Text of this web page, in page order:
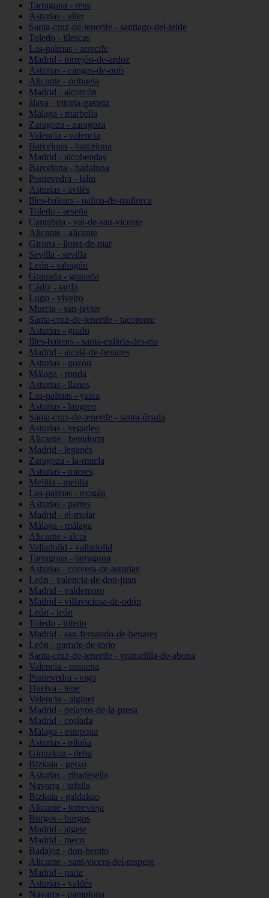
Tarragona - reus
Asturias - aller
Santa-cruz-de-tenerife - santiago-del-teide
Toledo - illescas
Las-palmas - arrecife
Madrid - torrejón-de-ardoz
Asturias - cangas-de-onís
Alicante - orihuela
Madrid - alcorcón
álava - vitoria-gasteiz
Málaga - marbella
Zaragoza - zaragoza
Valencia - valencia
Barcelona - barcelona
Madrid - alcobendas
Barcelona - badalona
Pontevedra - lalín
Asturias - avilés
Illes-balears - palma-de-mallorca
Toledo - seseña
Cantabria - val-de-san-vicente
Alicante - alicante
Girona - lloret-de-mar
Sevilla - sevilla
León - sahagún
Granada - granada
Cádiz - tarifa
Lugo - viveiro
Murcia - san-javier
Santa-cruz-de-tenerife - tacoronte
Asturias - grado
Illes-balears - santa-eulària-des-riu
Madrid - alcalá-de-henares
Asturias - gozón
Málaga - ronda
Asturias - llanes
Las-palmas - yaiza
Asturias - langreo
Santa-cruz-de-tenerife - santa-úrsula
Asturias - vegadeo
Alicante - benidorm
Madrid - leganés
Zaragoza - la-muela
Asturias - mieres
Melilla - melilla
Las-palmas - mogán
Asturias - parres
Madrid - el-molar
Málaga - málaga
Alicante - alcoi
Valladolid - valladolid
Tarragona - tarragona
Asturias - corvera-de-asturias
León - valencia-de-don-juan
Madrid - valdemoro
Madrid - villaviciosa-de-odón
León - león
Toledo - toledo
Madrid - san-fernando-de-henares
León - garrafe-de-torío
Santa-cruz-de-tenerife - granadilla-de-abona
Valencia - requena
Pontevedra - vigo
Huelva - lepe
Valencia - alginet
Madrid - pelayos-de-la-presa
Madrid - coslada
Málaga - estepona
Asturias - piloña
Gipuzkoa - deba
Bizkaia - getxo
Asturias - ribadesella
Navarra - tafalla
Bizkaia - galdakao
Alicante - torrevieja
Burgos - burgos
Madrid - algete
Madrid - meco
Badajoz - don-benito
Alicante - sant-vicent-del-raspeig
Madrid - parla
Asturias - valdés
Navarra - pamplona